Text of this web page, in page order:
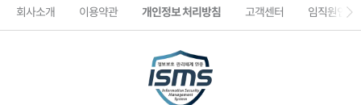
회사소개 이용약관 개인정보 처리방침 고객센터 임직원인증